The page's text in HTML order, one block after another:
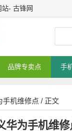
- 古锋网
品牌专卖点 手
手机维修点 / 正文
华为手机维